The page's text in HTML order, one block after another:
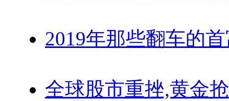
2019年那些翻车的
全球股市重挫,黄金